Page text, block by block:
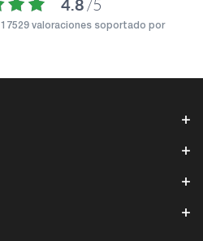
17529 valoraciones soportado por